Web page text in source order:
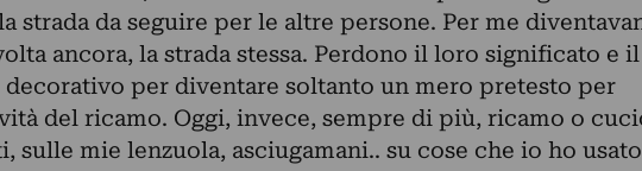
strada da seguire per le altre persone. Per me
ancora, la strada stessa. Perdono il loro significato e il
per diventare soltanto un mero pretesto per
del ricamo. Oggi, invece, sempre di più, ricamo o
sulle mie lenzuola, asciugamani.. su cose che io ho